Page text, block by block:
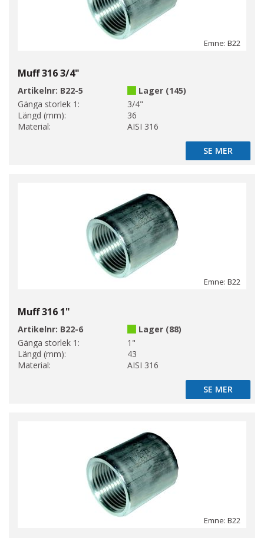
Emne: B22
Muff 316 3/4"
Artikelnr: B22-5
Lager (145)
Gänga storlek 1:
3/4"
Längd (mm):
36
Material:
AISI 316
SE MER
SE MER
Emne: B22
Muff 316 1"
Artikelnr: B22-6
Lager (88)
Gänga storlek 1:
1"
Längd (mm):
43
Material:
AISI 316
SE MER
SE MER
Emne: B22